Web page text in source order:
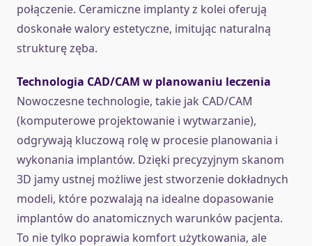
połączenie. Ceramiczne implanty z kolei oferują
doskonałe walory estetyczne, imitując naturalną
strukturę zęba.
Technologia CAD/CAM w planowaniu leczenia
Nowoczesne technologie, takie jak CAD/CAM
(komputerowe projektowanie i wytwarzanie),
odgrywają kluczową rolę w procesie planowania i
wykonania implantów. Dzięki precyzyjnym skanom
3D jamy ustnej możliwe jest stworzenie dokładnych
modeli, które pozwalają na idealne dopasowanie
implantów do anatomicznych warunków pacjenta.
To nie tylko poprawia komfort użytkowania, ale